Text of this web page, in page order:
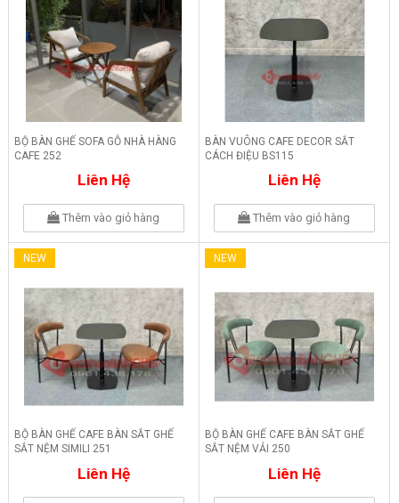
BỘ BÀN GHẾ SOFA GỖ NHÀ HÀNG
CAFE 252
Liên Hệ
Thêm vào giỏ hàng
BÀN VUÔNG CAFE DECOR SẮT
CÁCH ĐIỆU BS115
Liên Hệ
Thêm vào giỏ hàng
NEW
BỘ BÀN GHẾ CAFE BÀN SẮT GHẾ
SẮT NỆM SIMILI 251
Liên Hệ
NEW
BỘ BÀN GHẾ CAFE BÀN SẮT GHẾ
SẮT NỆM VẢI 250
Liên Hệ